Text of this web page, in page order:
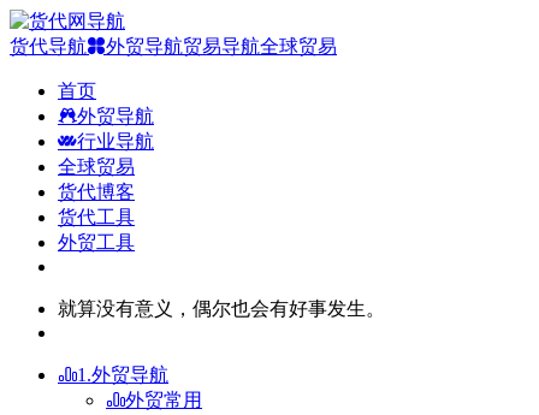
货代导航 外贸导航贸易导航全球贸易
首页
外贸导航
行业导航
全球贸易
货代博客
货代工具
外贸工具
就算没有意义，偶尔也会有好事发生。
1.外贸导航
外贸常用